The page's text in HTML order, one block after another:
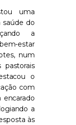
uma
saúde do
a
estar
num
o
com
encarado
a
às